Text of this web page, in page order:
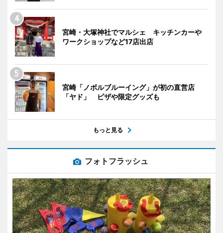
宮崎・大塚神社でマルシェ キッチンカーや
ワークショップなど17店出店
宮崎「ノボルブルーイング」が初の直営店
「ヤド」 ピザや限定グッズも
もっと見る
フォトフラッシュ